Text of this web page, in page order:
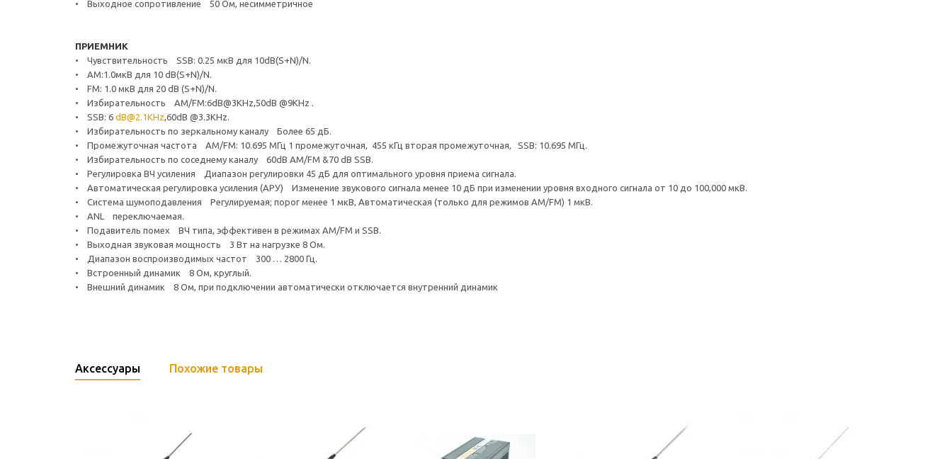
• Выходное сопротивление 50 Ом, несимметричное
ПРИЕМНИК
• Чувствительность SSB: 0.25 мкВ для 10dB(S+N)/N.
• AM:1.0мкВ для 10 dB(S+N)/N.
• FM: 1.0 мкВ для 20 dB (S+N)/N.
• Избирательность AM/FM:6dB@3KHz,50dB @9KHz .
• SSB: 6 dB@2.1KHz,60dB @3.3KHz.
• Избирательность по зеркальному каналу Более 65 дБ.
• Промежуточная частота AM/FM: 10.695 МГц 1 промежуточная, 455 кГц вторая промежуточная, SSB: 10.695 МГц.
• Избирательность по соседнему каналу 60dB AM/FM &70 dB SSB.
• Регулировка ВЧ усиления Диапазон регулировки 45 дБ для оптимального уровня приема сигнала.
• Автоматическая регулировка усиления (АРУ) Изменение звукового сигнала менее 10 дБ при изменении уровня входного сигнала от 10 до 100,000 мкВ.
• Система шумоподавления Регулируемая; порог менее 1 мкВ, Автоматическая (только для режимов AM/FM) 1 мкВ.
• ANL переключаемая.
• Подавитель помех ВЧ типа, эффективен в режимах AM/FM и SSB.
• Выходная звуковая мощность 3 Вт на нагрузке 8 Ом.
• Диапазон воспроизводимых частот 300 … 2800 Гц.
• Встроенный динамик 8 Ом, круглый.
• Внешний динамик 8 Ом, при подключении автоматически отключается внутренний динамик
Аксессуары Похожие товары